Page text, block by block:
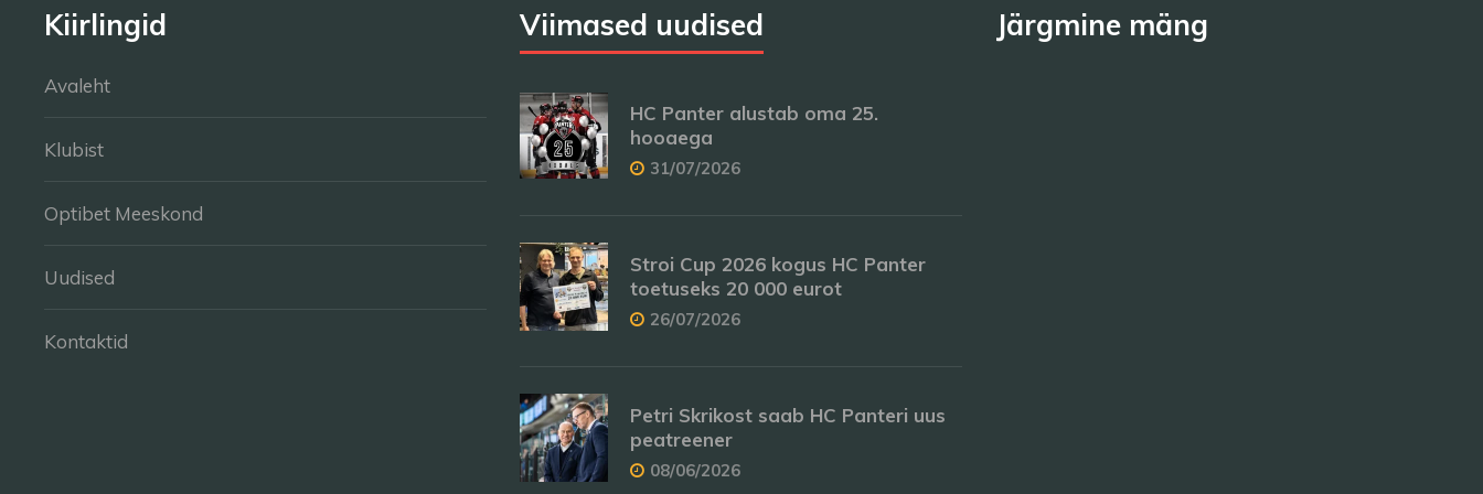
Kiirlingid
Avaleht
Klubist
Optibet Meeskond
Uudised
Kontaktid
Viimased uudised
HC Panter alustab oma 25.
hooaega
31/07/2026
Stroi Cup 2026 kogus HC Panter
toetuseks 20 000 eurot
26/07/2026
Petri Skrikost saab HC Panteri uus
peatreener
08/06/2026
Järgmine mäng